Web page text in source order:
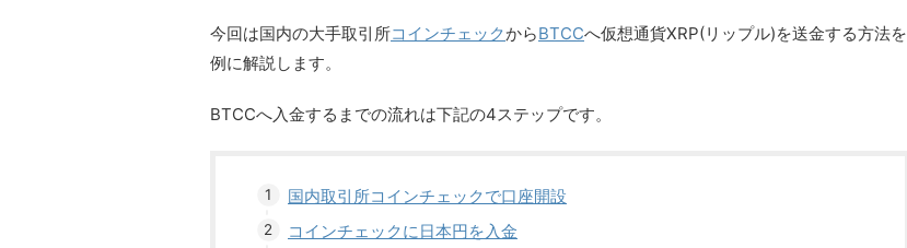
今回は国内の大手取引所コインチェックからBTCCへ仮想通貨XRP(リップル)を送金する方法を
例に解説します。
BTCCへ入金するまでの流れは下記の4ステップです。
国内取引所コインチェックで口座開設
コインチェックに日本円を入金